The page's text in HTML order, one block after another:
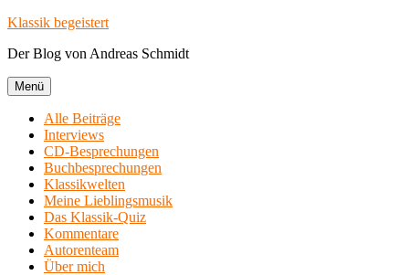
Zum
springen
Klassik begeistert
Der Blog von Andreas Schmidt
Menü
Alle Beiträge
Interviews
CD-Besprechungen
Buchbesprechungen
Klassikwelten
Meine Lieblingsmusik
Das Klassik-Quiz
Kommentare
Autorenteam
Über mich